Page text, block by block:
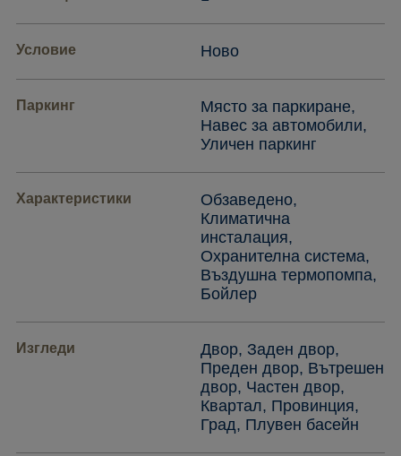
Условие Ново
Паркинг
Място за паркиране,
Навес за автомобили,
Уличен паркинг
Характеристики
Обзаведено,
Климатична
инсталация,
Охранителна система,
Въздушна термопомпа,
Бойлер
Изгледи
Двор, Заден двор,
Преден двор, Вътрешен
двор, Частен двор,
Квартал, Провинция,
Град, Плувен басейн